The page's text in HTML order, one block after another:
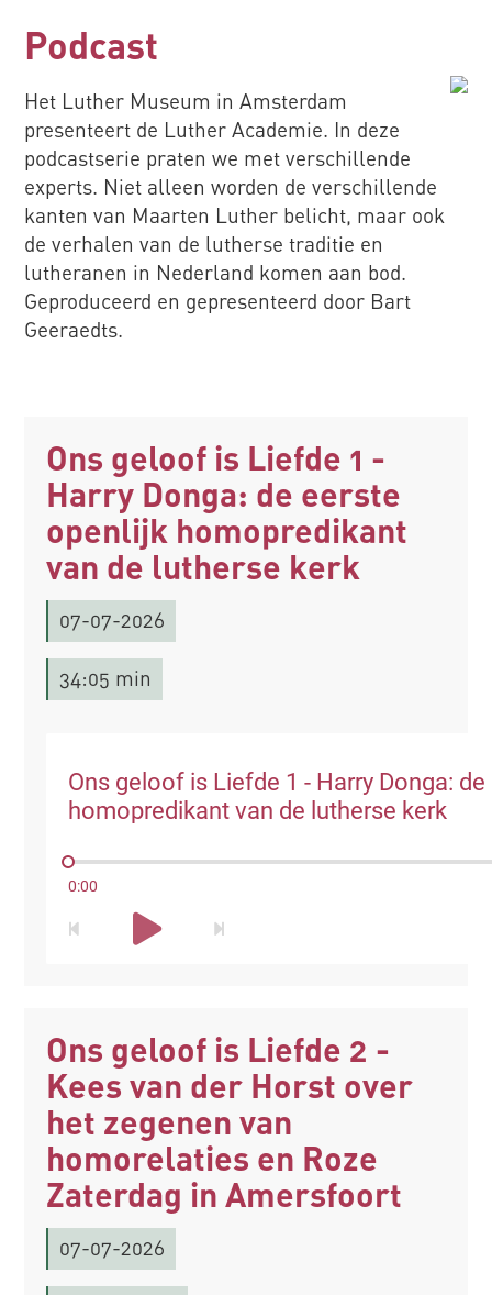
Podcast
Het Luther Museum in Amsterdam
presenteert de Luther Academie. In deze
podcastserie praten we met verschillende
experts. Niet alleen worden de verschillende
kanten van Maarten Luther belicht, maar ook
de verhalen van de lutherse traditie en
lutheranen in Nederland komen aan bod.
Geproduceerd en gepresenteerd door Bart
Geeraedts.
Ons geloof is Liefde 1 -
Harry Donga: de eerste
openlijk homopredikant
van de lutherse kerk
07-07-2026
34:05 min
Ons geloof is Liefde 1 - Harry Donga:
homopredikant van de lutherse kerk
0:00
Ons geloof is Liefde 2 -
Kees van der Horst over
het zegenen van
homorelaties en Roze
Zaterdag in Amersfoort
07-07-2026